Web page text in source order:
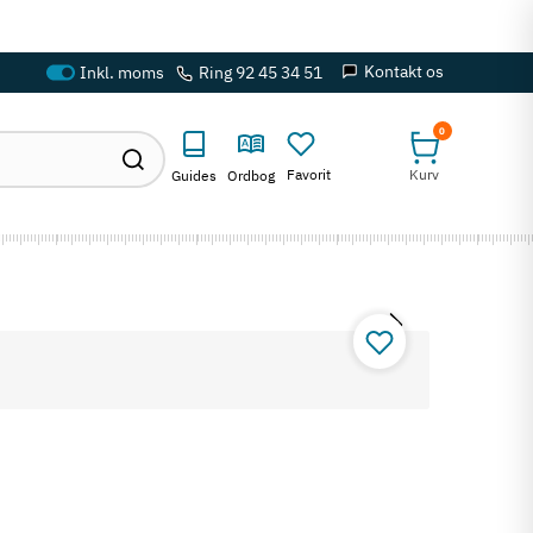
Ring 92 45 34 51 Kontakt os
Guides Ordbog Favorit
0
Kurv